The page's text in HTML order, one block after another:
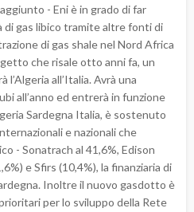
- Eni è in grado di far
gas libico tramite altre fonti di
di gas shale nel Nord Africa
che risale otto anni fa, un
all’Italia. Avrà una
all’anno ed entrerà in funzione
Sardegna Italia, è sostenuto
e nazionali che
- Sonatrach al 41,6%, Edison
e Sfirs (10,4%), la finanziaria di
Inoltre il nuovo gasdotto è
per lo sviluppo della Rete